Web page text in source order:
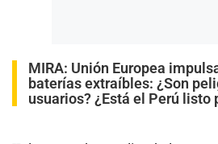
MIRA: Unión Europea
baterías extraíbles: ¿Son
usuarios? ¿Está el Perú listo